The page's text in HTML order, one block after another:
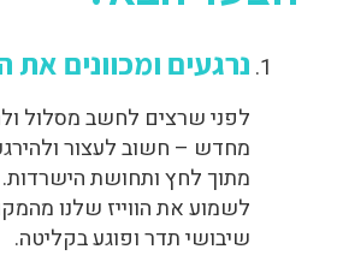
נרגעים ומכוונים את
לפני שרצים לחשב מסלול
מחדש – חשוב לעצור
מתוך לחץ ותחושת
לשמוע את הווייז שלנו
שיבושי תדר ופוגע בקליטה.